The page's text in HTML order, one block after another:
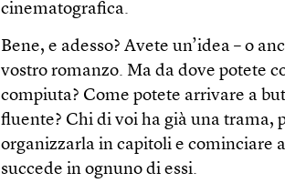
cinematografica.
Bene, e adesso? Avete un’idea – o
vostro romanzo. Ma da dove potete
compiuta? Come potete arrivare a
fluente? Chi di voi ha già una trama,
organizzarla in capitoli e cominciare
succede in ognuno di essi.